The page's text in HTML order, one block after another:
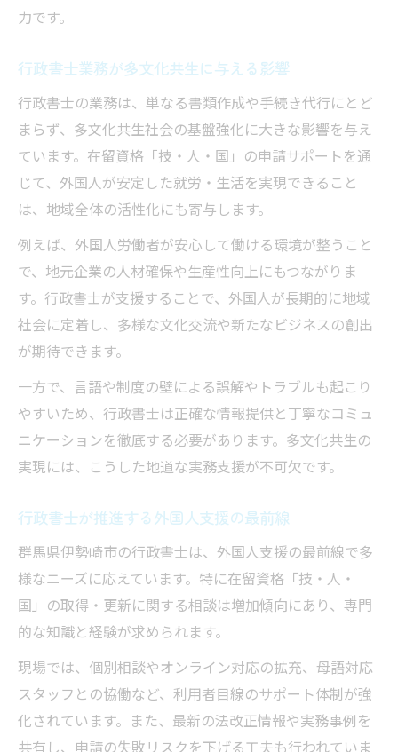
力です。
行政書士業務が多文化共生に与える影響
行政書士の業務は、単なる書類作成や手続き代行にとど
まらず、多文化共生社会の基盤強化に大きな影響を与え
ています。在留資格「技・人・国」の申請サポートを通
じて、外国人が安定した就労・生活を実現できること
は、地域全体の活性化にも寄与します。
例えば、外国人労働者が安心して働ける環境が整うこと
で、地元企業の人材確保や生産性向上にもつながりま
す。行政書士が支援することで、外国人が長期的に地域
社会に定着し、多様な文化交流や新たなビジネスの創出
が期待できます。
一方で、言語や制度の壁による誤解やトラブルも起こり
やすいため、行政書士は正確な情報提供と丁寧なコミュ
ニケーションを徹底する必要があります。多文化共生の
実現には、こうした地道な実務支援が不可欠です。
行政書士が推進する外国人支援の最前線
群馬県伊勢崎市の行政書士は、外国人支援の最前線で多
様なニーズに応えています。特に在留資格「技・人・
国」の取得・更新に関する相談は増加傾向にあり、専門
的な知識と経験が求められます。
現場では、個別相談やオンライン対応の拡充、母語対応
スタッフとの協働など、利用者目線のサポート体制が強
化されています。また、最新の法改正情報や実務事例を
共有し、申請の失敗リスクを下げる工夫も行われていま